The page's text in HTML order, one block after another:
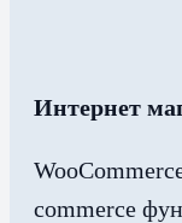
Интернет
commerce